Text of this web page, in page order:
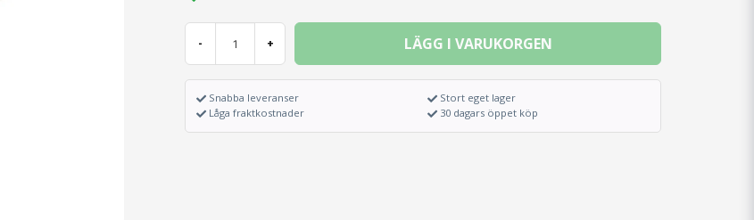
- + LÄGG I VARUKORGEN
Snabba leveranser
Låga fraktkostnader
Stort eget lager
30 dagars öppet köp